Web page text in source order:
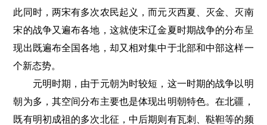
此同时，两宋有多次农民起义，而元灭西夏、灭金、灭南
宋的战争又遍布各地，这就使宋辽金夏时期战争的分布呈
现出既遍布全国各地，却又相对集中于北部和中部这样一
个新态势。
元明时期，由于元朝为时较短，这一时期的战争以明
朝为多，其空间分布主要也是体现出明朝特色。在北疆，
既有明初成祖的多次北征，中后期则有瓦刺、鞑靼等的频